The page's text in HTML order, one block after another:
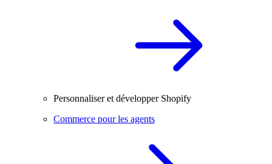
Personnaliser et développer Shopify
Commerce pour les agents